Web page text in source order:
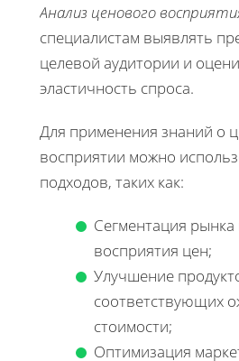
Анализ ценового
специалистам выявлять
целевой аудитории и
эластичность спроса.
Для применения знаний о
восприятии можно
подходов, таких как:
Сегментация
восприятия цен;
Улучшение
соответствующих
стоимости;
Оптимизация